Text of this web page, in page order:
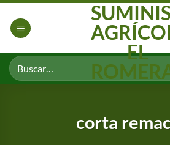
EL
Buscar
por:
corta